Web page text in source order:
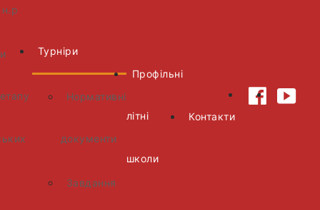
Турніри
Нормативні
документи
Завдання
Профільні
літні
школи
Контакти